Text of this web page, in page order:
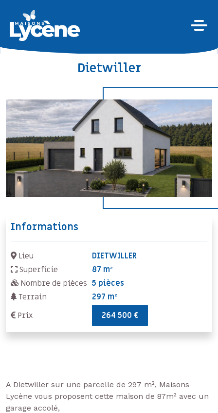
Dietwiller
Informations
Lieu
DIETWILLER
Superficie
87 m²
Nombre de pièces 5 pièces
Terrain
297 m²
Prix
264 500 €
A Dietwiller sur une parcelle de 297 m², Maisons
Lycène vous proposent cette maison de 87m² avec un
garage accolé,